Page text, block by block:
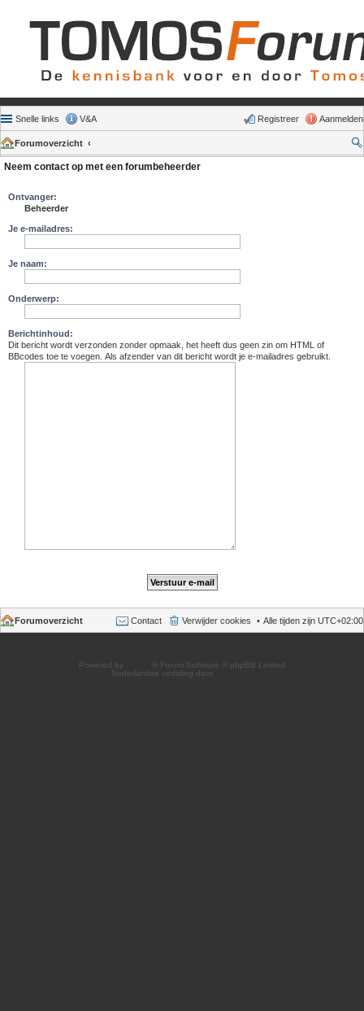
Snelle links V&A Aanmelden
Registreer
Forumoverzicht
Neem contact op met een forumbeheerder
Ontvanger:
Beheerder
Je e-mailadres:
Je naam:
Onderwerp:
Berichtinhoud:
Dit bericht wordt verzonden zonder opmaak, het heeft dus geen zin om HTML of
BBcodes toe te voegen. Als afzender van dit bericht wordt je e-mailadres gebruikt.
Forumoverzicht Alle tijden zijn UTC+02:00
Verwijder cookies
Contact
Powered by
® Forum Software © phpBB Limited
Nederlandse vertaling door